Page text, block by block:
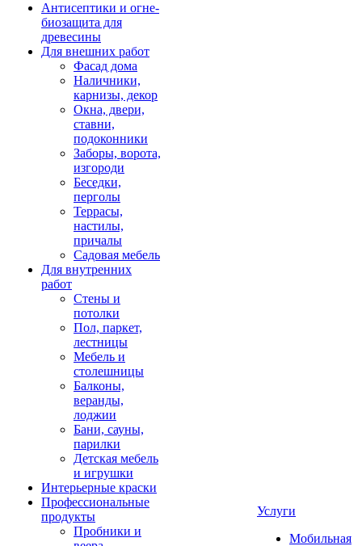
Антисептики и огне-
биозащита для
древесины
Для внешних работ
Фасад дома
Наличники,
карнизы, декор
Окна, двери,
ставни,
подоконники
Заборы, ворота,
изгороди
Беседки,
перголы
Террасы,
настилы,
причалы
Садовая мебель
Для внутренних
работ
Стены и
потолки
Пол, паркет,
лестницы
Мебель и
столешницы
Балконы,
веранды,
лоджии
Бани, сауны,
парилки
Детская мебель
и игрушки
Интерьерные краски
Профессиональные
продукты
Пробники и
Услуги
Мобильная